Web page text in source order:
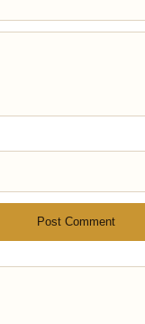
Post Comment